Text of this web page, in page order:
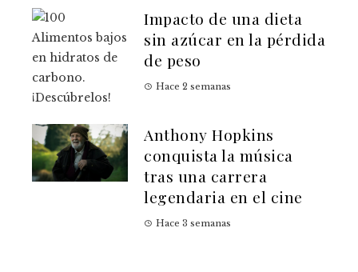
Impacto de una dieta
sin azúcar en la pérdida
de peso
Hace 2 semanas
Anthony Hopkins
conquista la música
tras una carrera
legendaria en el cine
Hace 3 semanas